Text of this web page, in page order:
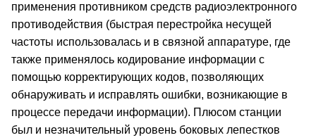
применения противником средств радиоэлектронного
противодействия (быстрая перестройка несущей
частоты использовалась и в связной аппаратуре, где
также применялось кодирование информации с
помощью корректирующих кодов, позволяющих
обнаруживать и исправлять ошибки, возникающие в
процессе передачи информации). Плюсом станции
был и незначительный уровень боковых лепестков